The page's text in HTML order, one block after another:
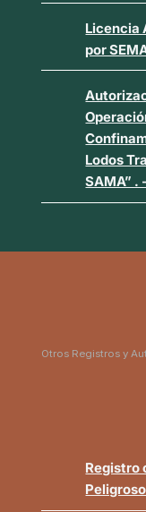
Licencia
por
Lodos
SAMA” .
Otros Registros y
Registro